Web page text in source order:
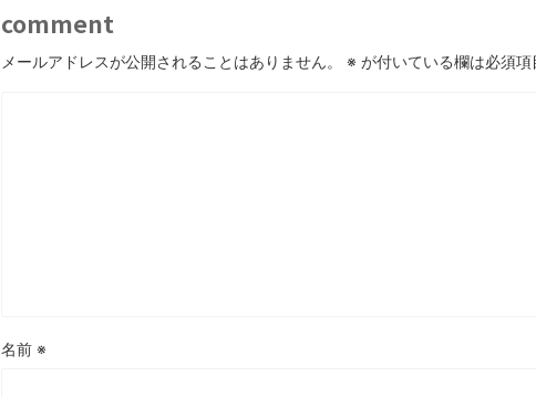
comment
メールアドレスが公開されることはありません。 ※ が付いている欄は必須項
名前 ※